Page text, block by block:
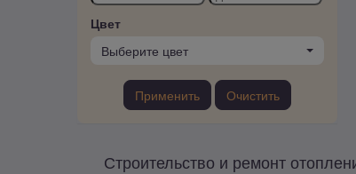
Цвет
Выберите цвет
Применить Очистить
Строительство и ремонт